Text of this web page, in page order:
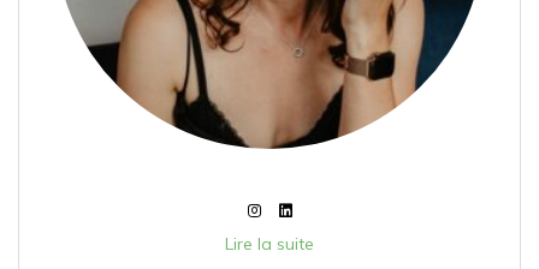
Lire la suite